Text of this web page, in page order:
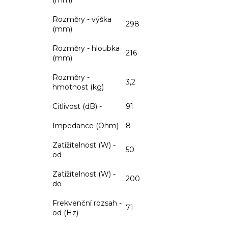
Rozměry - výška
(mm)
298
Rozměry - hloubka
(mm)
216
Rozměry -
hmotnost (kg)
3,2
Citlivost (dB) - 91
Impedance (Ohm) 8
Zatížitelnost (W) -
od
50
Zatížitelnost (W) -
do
200
Frekvenční rozsah -
od (Hz)
71